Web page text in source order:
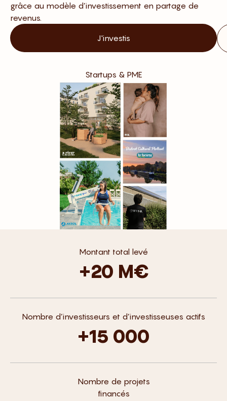
Startups & PME
grâce au modèle d’investissement en partage de
revenus.
J'investis
Montant total levé
+20 M€
Nombre d’investisseurs et d’investisseuses actifs
+15 000
Nombre de projets
financés